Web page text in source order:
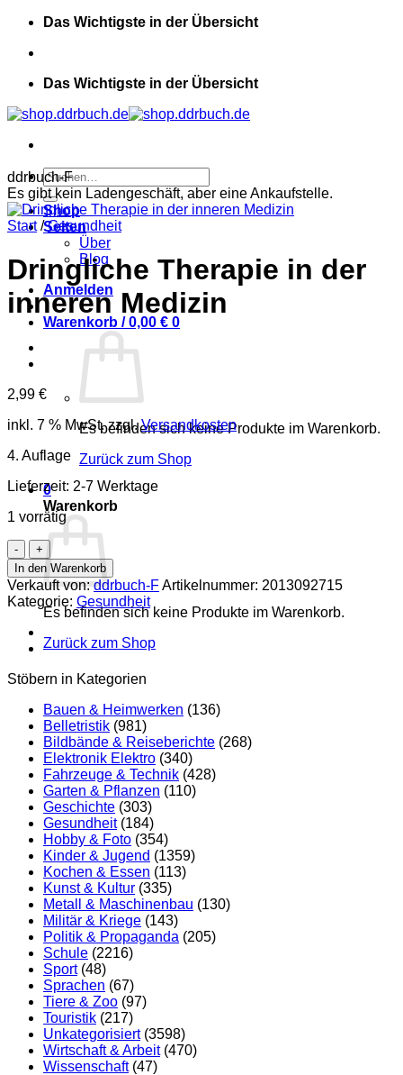
Zum
springen
Das Wichtigste in der Übersicht
Das Wichtigste in der Übersicht
Suchen
nach:
Shop
Seiten
Über
Blog
Anmelden
Warenkorb /0,00 € 0
Es befinden sich keine Produkte im Warenkorb.
Zurück zum Shop
0
Warenkorb
Es befinden sich keine Produkte im Warenkorb.
Zurück zum Shop
ddrbuch-F
Es gibt kein Ladengeschäft, aber eine Ankaufstelle.
Start / Gesundheit
Dringliche Therapie in der
inneren Medizin
2,99 €
inkl. 7 % MwSt. zzgl.Versandkosten
4. Auflage
Lieferzeit: 2-7 Werktage
1 vorrätig
Dringliche
Therapie
in
der
inneren
Medizin
Menge
In den Warenkorb
Verkauft von:ddrbuch-FArtikelnummer: 2013092715
Kategorie: Gesundheit
Stöbern in Kategorien
Bauen & Heimwerken (136)
Belletristik (981)
Bildbände & Reiseberichte (268)
Elektronik Elektro (340)
Fahrzeuge & Technik (428)
Garten & Pflanzen (110)
Geschichte (303)
Gesundheit (184)
Hobby & Foto (354)
Kinder & Jugend (1359)
Kochen & Essen (113)
Kunst & Kultur (335)
Metall & Maschinenbau (130)
Militär & Kriege (143)
Politik & Propaganda (205)
Schule (2216)
Sport (48)
Sprachen (67)
Tiere & Zoo (97)
Touristik (217)
Unkategorisiert (3598)
Wirtschaft & Arbeit (470)
Wissenschaft (47)